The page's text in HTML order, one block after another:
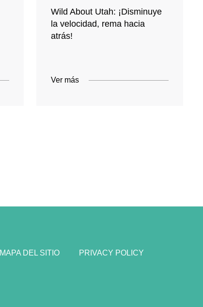
Wild About Utah: ¡Disminuye
la velocidad, rema hacia
atrás!
Ver más
MAPA DEL SITIO PRIVACY POLICY